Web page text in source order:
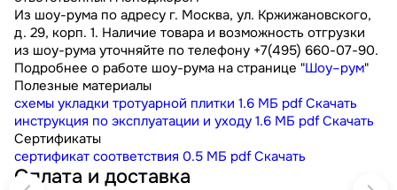
Из шоу-рума по адресу г. Москва, ул. Кржижановского,
д. 29, корп. 1. Наличие товара и возможность отгрузки
из шоу-рума уточняйте по телефону +7(495) 660-07-90.
Подробнее о работе шоу-рума на странице "Шоу–рум"
Полезные материалы
схемы укладки тротуарной плитки 1.6 МБ pdf Скачать
инструкция по эксплуатации и уходу 1.6 МБ pdf Скачать
Сертификаты
сертификат соответствия 0.5 МБ pdf Скачать
Оплата и доставка